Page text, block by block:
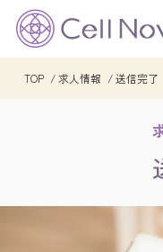
TOP 求人情報 送信完了